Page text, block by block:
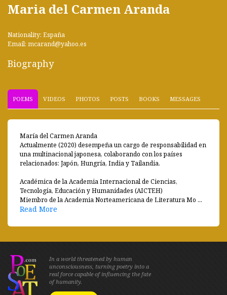
Maria del Carmen Aranda
Nationality: España
Email: mcarand@yahoo.es
Biography
POEMS VIDEOS PHOTOS POSTS BOOKS MESSAGES
María del Carmen Aranda
Actualmente (2020) desempeña un cargo de responsabilidad en
una multinacional japonesa, colaborando con los países
relacionados: Japón, Hungría, India y Tailandia.
Académica de la Academia Internacional de Ciencias,
Tecnología, Educación y Humanidades (AICTEH)
Miembro de la Academia Norteamericana de Literatura Mo ...
Read More
In a world threatened by human
unconsciousness, turning poetry into a
real force capable of influencing the fate
of humanity.